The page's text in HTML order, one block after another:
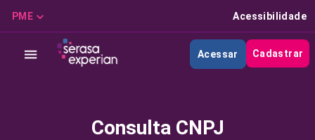
PME Acessibilidade
Acessar Cadastrar
Consulta CNPJ